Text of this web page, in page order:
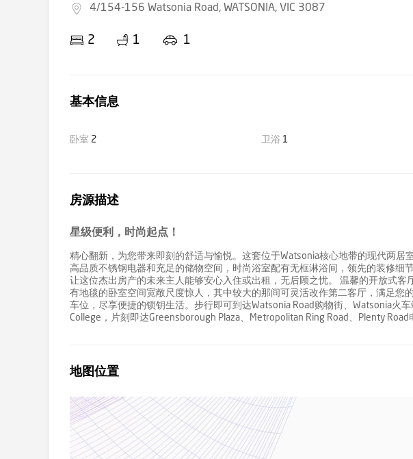
4/154-156 Watsonia Road, WATSONIA, VIC 3087
2 1 1
基本信息
卧室 2 卫浴 1
房源描述
星级便利，时尚起点！
精心翻新，为您带来即刻的舒适与愉悦。这套位于Watsonia核心地带的现代两居
高品质不锈钢电器和充足的储物空间，时尚浴室配有无框淋浴间，领先的装修细
让这位杰出房产的未来主人能够安心入住或出租，无后顾之忧。 温馨的开放式
有地毯的卧室空间宽敞尺度惊人，其中较大的那间可灵活改作第二客厅，满足您
车位，尽享便捷的锁钥生活。步行即可到达Watsonia Road购物街、Watsonia火
College，片刻即达Greensborough Plaza、Metropolitan Ring Road、Plenty Road
地图位置